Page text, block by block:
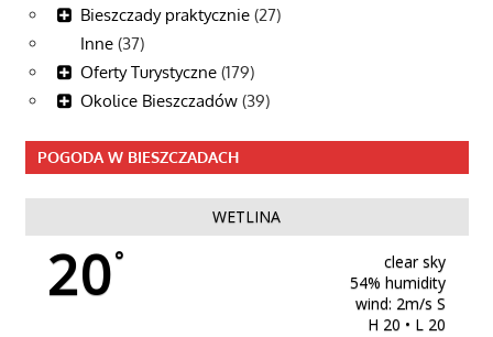
Bieszczady praktycznie (27)
Inne (37)
Oferty Turystyczne (179)
Okolice Bieszczadów (39)
POGODA W BIESZCZADACH
WETLINA
20°
clear sky
54% humidity
wind: 2m/s S
H 20 • L 20